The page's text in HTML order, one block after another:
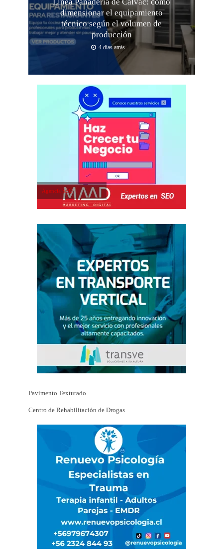
dimensionar el equipamiento
técnico según el volumen de
producción
4 días atrás
Agencia SEO
Pavimento Texturado
Centro de Rehabilitación de Drogas